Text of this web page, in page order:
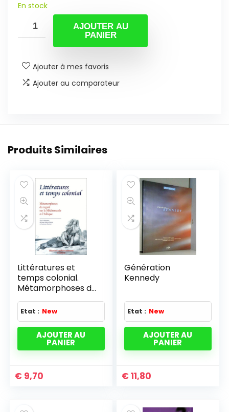
En stock
AJOUTER AU
PANIER
Ajouter à mes favoris
Ajouter au comparateur
Produits Similaires
Littératures et
temps colonial.
Métamorphoses du
regard sur la
Méditerranée et
l'Afrique
Etat : New
AJOUTER AU
PANIER
€ 9,70
Génération
Kennedy
Etat : New
AJOUTER AU
PANIER
€ 11,80